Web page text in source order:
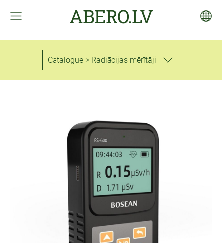
ABERO.LV
Catalogue > Radiācijas mērītāji